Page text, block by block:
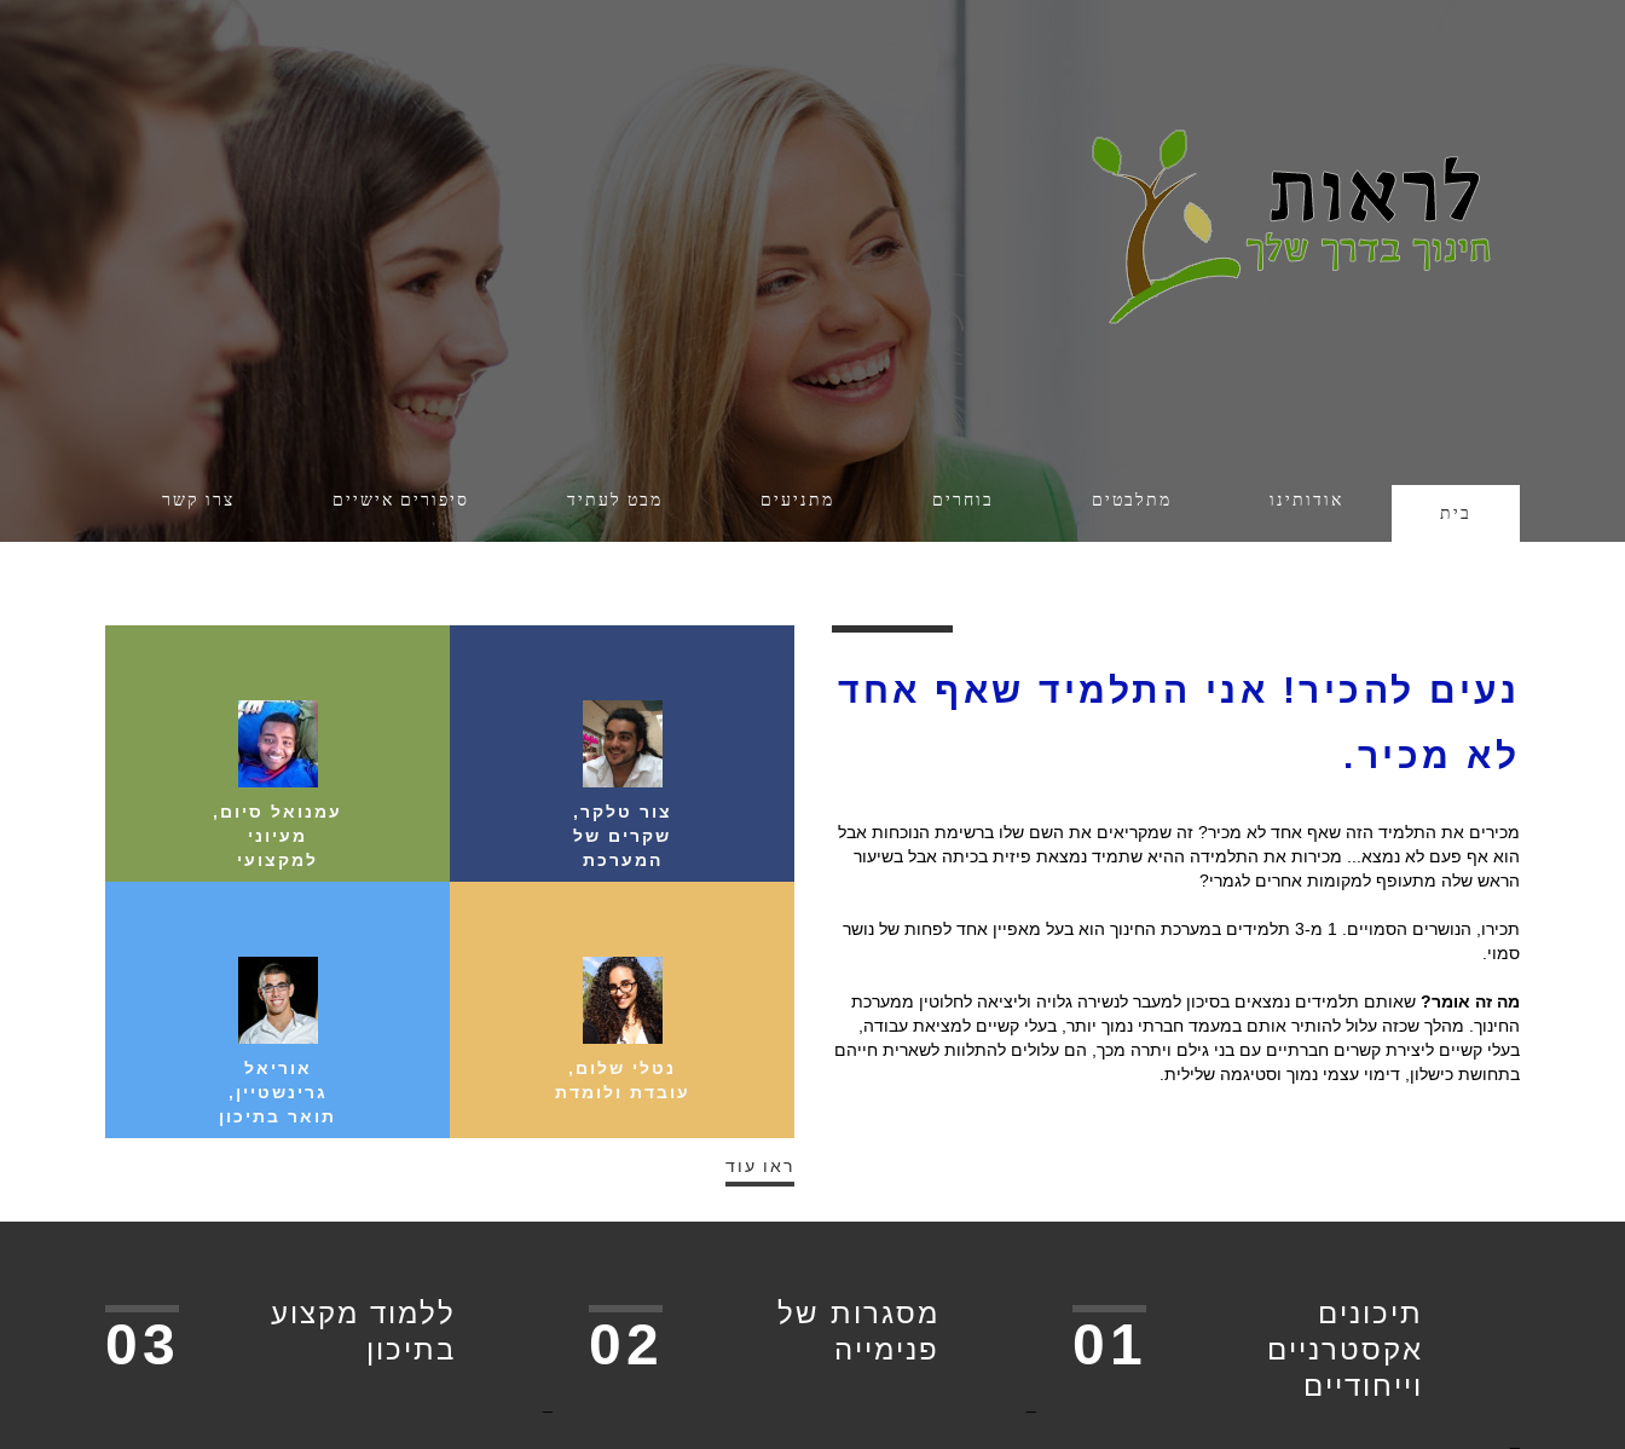
בית
אודותינו מתלבטים בוחרים מתניעים מבט לעתיד סיפורים אישיים צרו קשר
נעים להכיר! אני התלמיד שאף אחד
לא מכיר.
מכירים את התלמיד הזה שאף אחד לא מכיר? זה שמקריאים את השם שלו ברשימת הנוכחות אבל
הוא אף פעם לא נמצא... מכירות את התלמידה ההיא שתמיד נמצאת פיזית בכיתה אבל בשיעור
הראש שלה מתעופף למקומות אחרים לגמרי?
תכירו, הנושרים הסמויים. 1 מ-3 תלמידים במערכת החינוך הוא בעל מאפיין אחד לפחות של נושר
סמוי.
מה זה אומר? שאותם תלמידים נמצאים בסיכון למעבר לנשירה גלויה וליציאה לחלוטין ממערכת
החינוך. מהלך שכזה עלול להותיר אותם במעמד חברתי נמוך יותר, בעלי קשיים למציאת עבודה,
בעלי קשיים ליצירת קשרים חברתיים עם בני גילם ויתרה מכך, הם עלולים להתלוות לשארית חייהם
בתחושת כישלון, דימוי עצמי נמוך וסטיגמה שלילית.
עמנואל סיום,
מעיוני
למקצועי
צור טלקר,
שקרים של
המערכת
אוריאל
גרינשטיין,
תואר בתיכון
נטלי שלום,
עובדת ולומדת
ראו עוד
01
תיכונים
אקסטרניים
וייחודיים
02
מסגרות של
פנימייה
03
ללמוד מקצוע
בתיכון